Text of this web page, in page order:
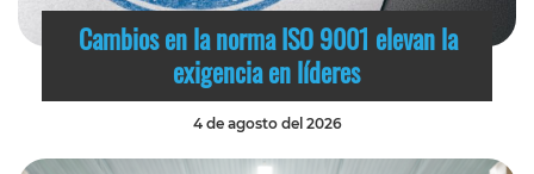
Cambios en la norma ISO 9001 elevan la
exigencia en líderes
4 de agosto del 2026